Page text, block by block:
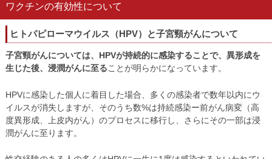
ワクチンの有効性について
ヒトパピローマウイルス（HPV）と子宮頸がんについて
子宮頸がんについては、HPVが持続的に感染することで、異形成を
生じた後、浸潤がんに至ることが明らかになっています。
HPVに感染した個人に着目した場合、多くの感染者で数年以内にウ
イルスが消失しますが、そのうち数%は持続感染ー前がん病変（高
度異形成、上皮内がん）のプロセスに移行し、さらにその一部は浸
潤がんに至ります。